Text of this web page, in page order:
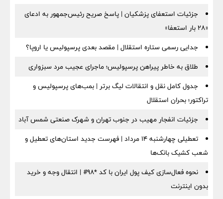
جزئیات استعفای پزشکیان | پاسخ صریح رئیس‌جمهور به ادعای
«۲۸ بار استعفا»
جدایی رسمی ستاره استقلال | مقصد بعدی پرسپولیس یا اروپا؟
طلاق به خاطر پیراهن پرسپولیس؛ ماجرای عجیب مرد سبزواری
جدول کامل نقل و انتقالات لیگ برتر | بمب‌های پرسپولیس و
تراکتور؛ بحران استقلال
جزئیات انفجار مهیب در جنوب تهران و شهرک صنعتی شمس آباد
تعطیلی چهارشنبه ۱۴ مرداد | فهرست جدید استان‌های تعطیل و
شعب کشیک بانک‌ها
نحوه فعال‌سازی کیف پول ایران با کد *98# | انتقال وجه و خرید
بدون اینترنت